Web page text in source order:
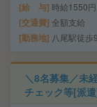
給 与 時給1550
交通費 全額支給
勤務地 八尾駅徒歩
＼8名募集／未
チェック等[派